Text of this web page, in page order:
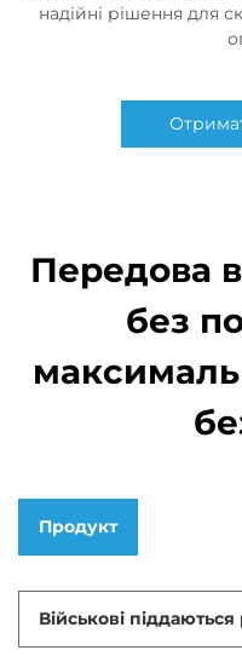
надійні рішення для
Передова
без
Продукт
Військові